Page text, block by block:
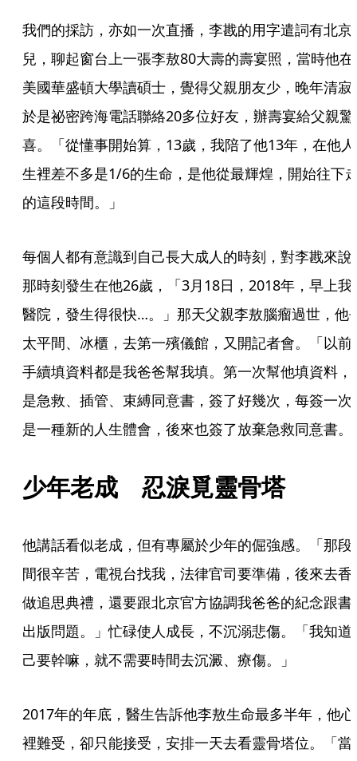
我們的採訪，亦如一次直播，李戡的用字遣詞有北京
兒，聊起窗台上一張李敖80大壽的壽宴照，當時他在
美國華盛頓大學讀碩士，覺得父親朋友少，晚年清寂
於是祕密跨海電話聯絡20多位好友，辦壽宴給父親驚
喜。「從懂事開始算，13歲，我陪了他13年，在他人
生裡差不多是1/6的生命，是他從最輝煌，開始往下
的這段時間。」
每個人都有意識到自己長大成人的時刻，對李戡來說
那時刻發生在他26歲，「3月18日，2018年，早上我
醫院，發生得很快…。」那天父親李敖腦瘤過世，他
太平間、冰櫃，去第一殯儀館，又開記者會。「以前
手續填資料都是我爸爸幫我填。第一次幫他填資料，
是急救、插管、束縛同意書，簽了好幾次，每簽一次
是一種新的人生體會，後來也簽了放棄急救同意書。
少年老成　忍淚覓靈骨塔
他講話看似老成，但有專屬於少年的倔強感。「那段
間很辛苦，電視台找我，法律官司要準備，後來去香
做追思典禮，還要跟北京官方協調我爸爸的紀念跟書
出版問題。」忙碌使人成長，不沉溺悲傷。「我知道
己要幹嘛，就不需要時間去沉澱、療傷。」
2017年的年底，醫生告訴他李敖生命最多半年，他心
裡難受，卻只能接受，安排一天去看靈骨塔位。「當